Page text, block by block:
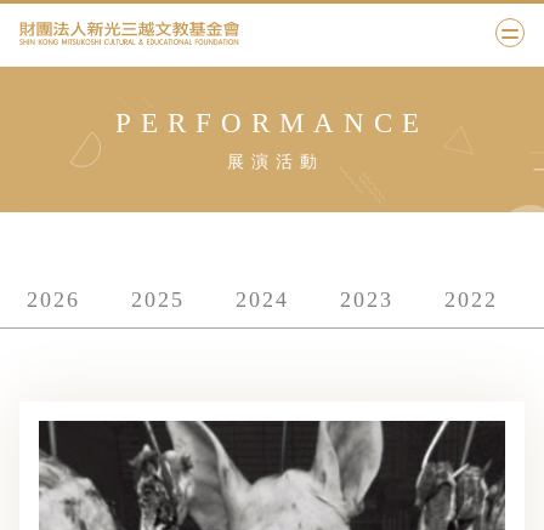
PERFORMANCE
展演活動
2026 2025 2024 2023 2022